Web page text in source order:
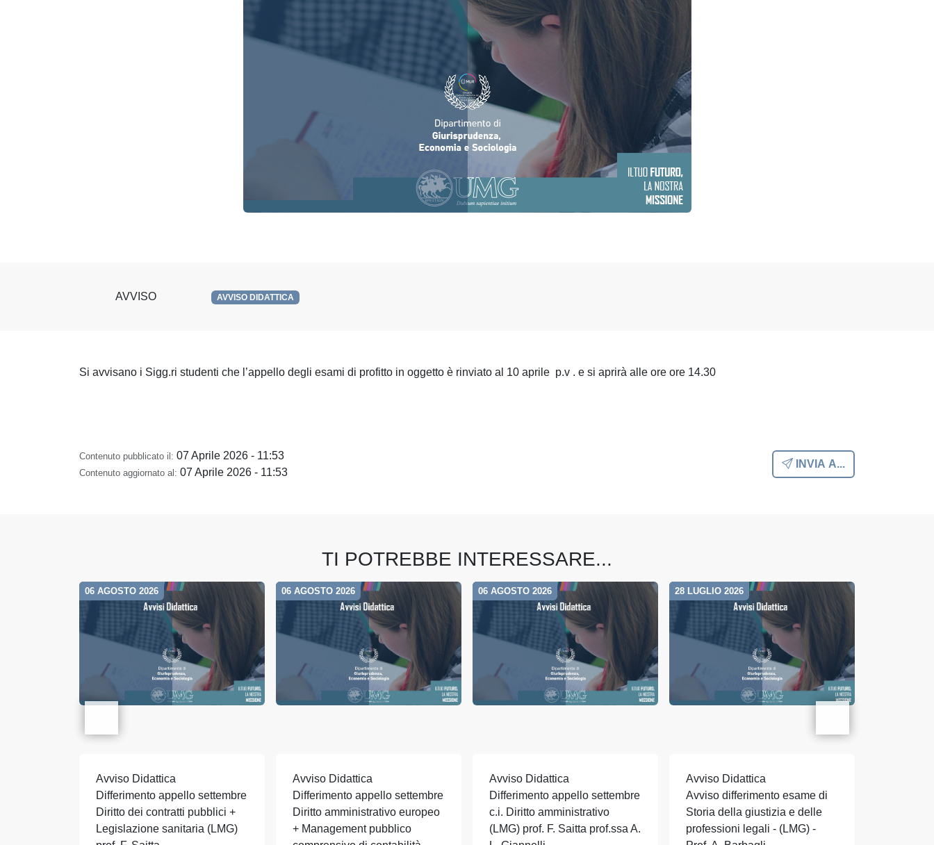
AVVISO AVVISO DIDATTICA
Si avvisano i Sigg.ri studenti che l’appello degli esami di profitto in oggetto è rinviato al 10 aprile p.v . e si aprirà alle ore ore 14.30
Contenuto pubblicato il: 07 Aprile 2026 - 11:53
Contenuto aggiornato al: 07 Aprile 2026 - 11:53
INVIA A...
TI POTREBBE INTERESSARE...
06 AGOSTO 2026
Avviso Didattica
Differimento appello settembre
Diritto dei contratti pubblici +
Legislazione sanitaria (LMG)
06 AGOSTO 2026
Avviso Didattica
Differimento appello settembre
Diritto amministrativo europeo
+ Management pubblico
06 AGOSTO 2026
Avviso Didattica
Differimento appello settembre
c.i. Diritto amministrativo
(LMG) prof. F. Saitta prof.ssa A.
28 LUGLIO 2026
Avviso Didattica
Avviso differimento esame di
Storia della giustizia e delle
professioni legali - (LMG) -